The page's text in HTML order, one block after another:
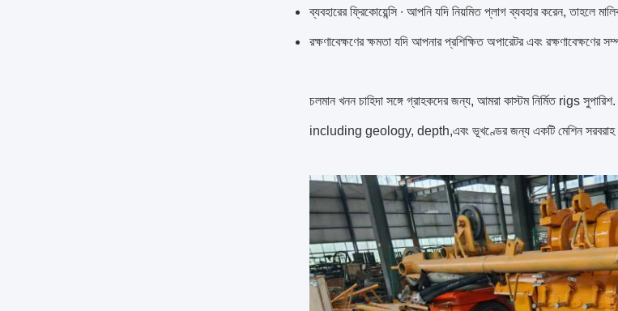
ব্যবহারের ফ্রিকোয়েন্সি ∙ আপনি যদি নিয়মিত প্লাগ ব্যবহার করেন, তাহলে
রক্ষণাবেক্ষণের ক্ষমতা যদি আপনার প্রশিক্ষিত অপারেটর এবং
চলমান খনন চাহিদা সঙ্গে গ্রাহকদের জন্য, আমরা কাস্টম নির্মিত rigs
including geology, depth,এবং ভূখণ্ডের জন্য একটি মেশিন সরবরাহ